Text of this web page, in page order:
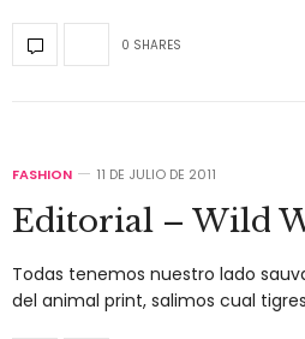
0 SHARES
FASHION 11 DE JULIO DE 2011
Editorial – Wild
Todas tenemos nuestro lado
del animal print, salimos cual